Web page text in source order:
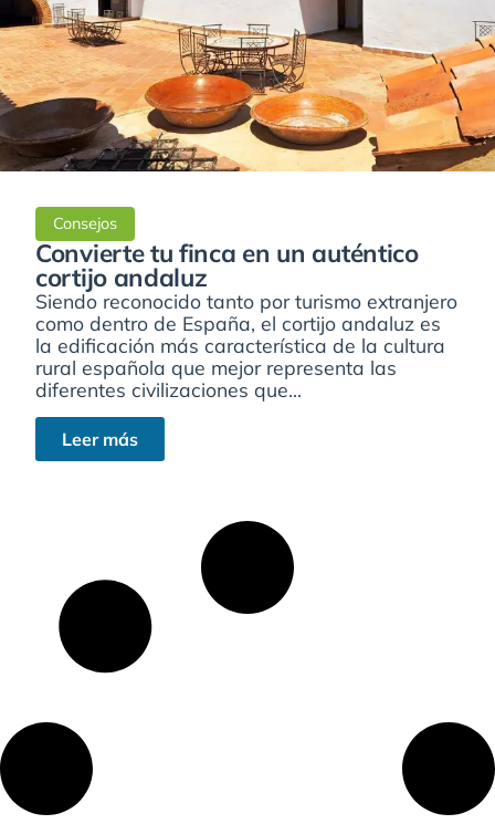
Consejos
Convierte tu finca en un auténtico
cortijo andaluz
Siendo reconocido tanto por turismo extranjero
como dentro de España, el cortijo andaluz es
la edificación más característica de la cultura
rural española que mejor representa las
diferentes civilizaciones que...
Leer más